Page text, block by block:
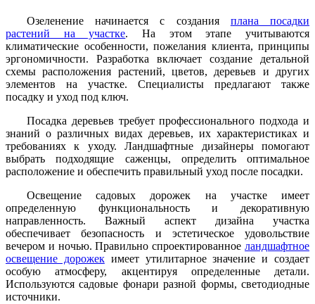
Озеленение начинается с создания плана посадки
растений на участке. На этом этапе учитываются
климатические особенности, пожелания клиента, принципы
эргономичности. Разработка включает создание детальной
схемы расположения растений, цветов, деревьев и других
элементов на участке. Специалисты предлагают также
посадку и уход под ключ.
Посадка деревьев требует профессионального подхода и
знаний о различных видах деревьев, их характеристиках и
требованиях к уходу. Ландшафтные дизайнеры помогают
выбрать подходящие саженцы, определить оптимальное
расположение и обеспечить правильный уход после посадки.
Освещение садовых дорожек на участке имеет
определенную функциональность и декоративную
направленность. Важный аспект дизайна участка
обеспечивает безопасность и эстетическое удовольствие
вечером и ночью. Правильно спроектированное ландшафтное
освещение дорожекимеет утилитарное значение и создает
особую атмосферу, акцентируя определенные детали.
Используются садовые фонари разной формы, светодиодные
источники.